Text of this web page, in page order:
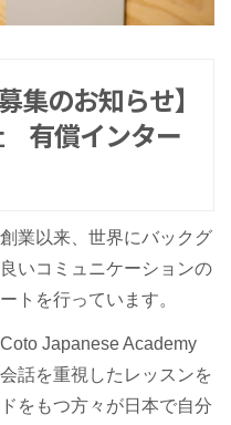
集のお知らせ】
有償インター
業以来、世界にバックグ
いコミュニケーションの
トを行っています。
Japanese Academy
話を重視したレッスンを
をもつ方々が日本で自分